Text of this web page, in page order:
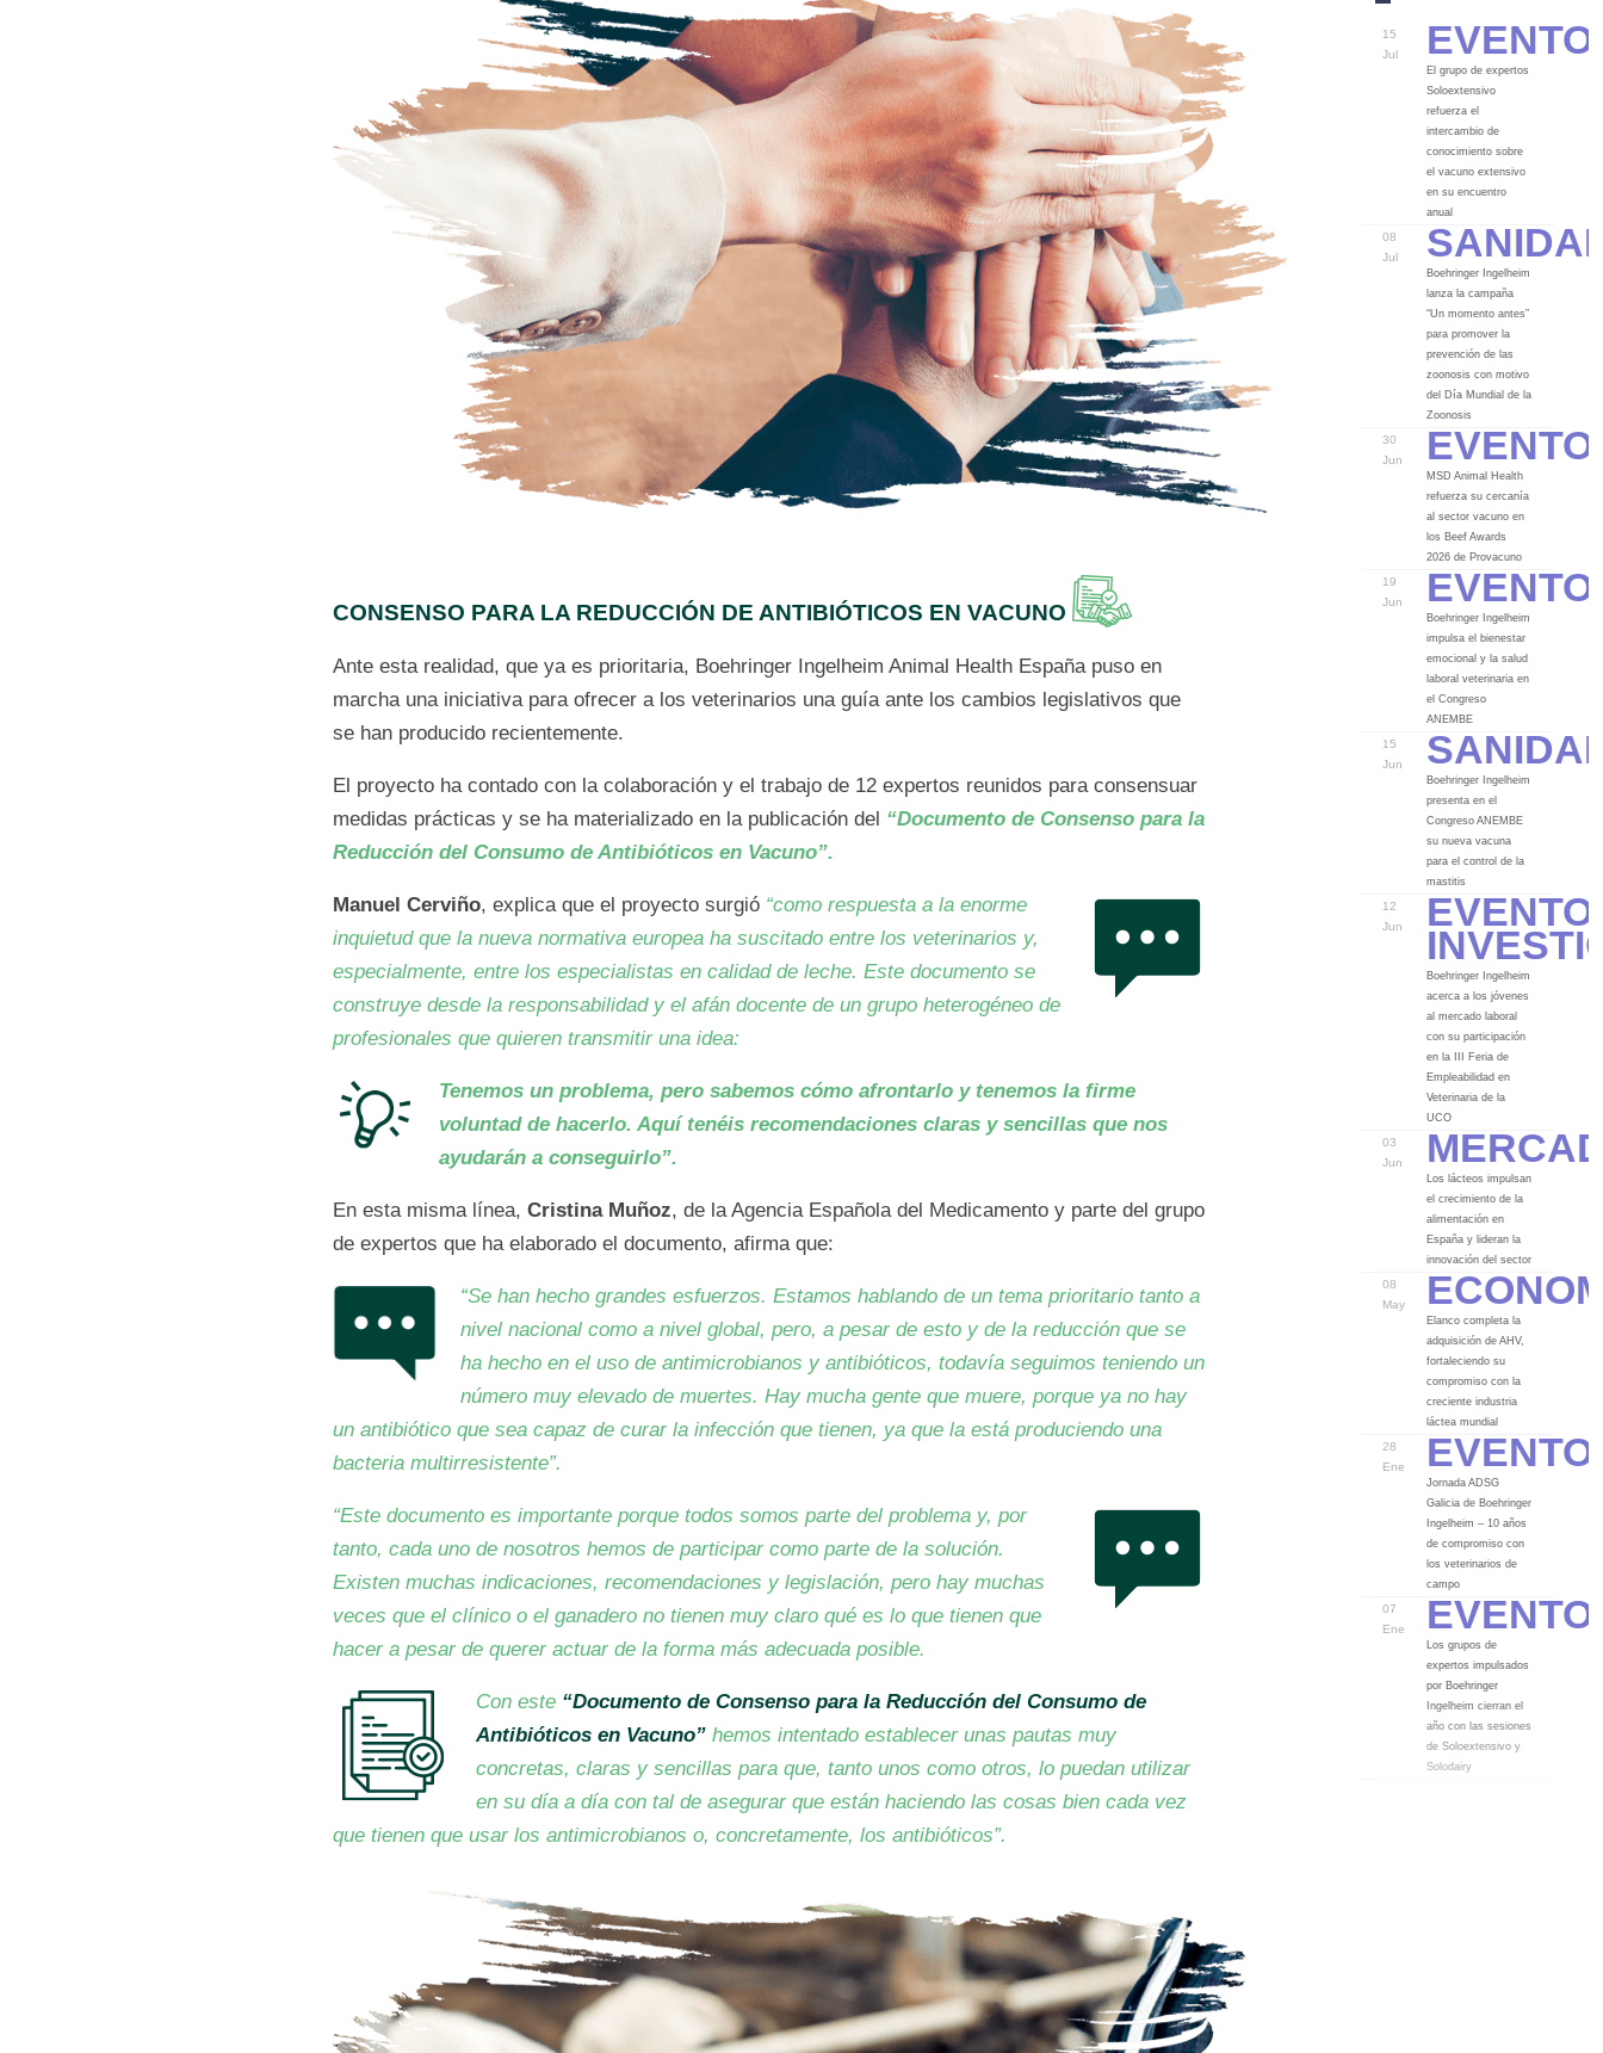
CONSENSO PARA LA REDUCCIÓN DE ANTIBIÓTICOS EN VACUNO
Ante esta realidad, que ya es prioritaria, Boehringer Ingelheim Animal Health España puso en
marcha una iniciativa para ofrecer a los veterinarios una guía ante los cambios legislativos que
se han producido recientemente.
El proyecto ha contado con la colaboración y el trabajo de 12 expertos reunidos para consensuar
medidas prácticas y se ha materializado en la publicación del “Documento de Consenso para la
Reducción del Consumo de Antibióticos en Vacuno”.
Manuel Cerviño, explica que el proyecto surgió “como respuesta a la enorme
inquietud que la nueva normativa europea ha suscitado entre los veterinarios y,
especialmente, entre los especialistas en calidad de leche. Este documento se
construye desde la responsabilidad y el afán docente de un grupo heterogéneo de
profesionales que quieren transmitir una idea:
Tenemos un problema, pero sabemos cómo afrontarlo y tenemos la firme
voluntad de hacerlo. Aquí tenéis recomendaciones claras y sencillas que nos
ayudarán a conseguirlo”.
En esta misma línea, Cristina Muñoz, de la Agencia Española del Medicamento y parte del grupo
de expertos que ha elaborado el documento, afirma que:
“Se han hecho grandes esfuerzos. Estamos hablando de un tema prioritario tanto a
nivel nacional como a nivel global, pero, a pesar de esto y de la reducción que se
ha hecho en el uso de antimicrobianos y antibióticos, todavía seguimos teniendo un
número muy elevado de muertes. Hay mucha gente que muere, porque ya no hay
un antibiótico que sea capaz de curar la infección que tienen, ya que la está produciendo una
bacteria multirresistente”.
“Este documento es importante porque todos somos parte del problema y, por
tanto, cada uno de nosotros hemos de participar como parte de la solución.
Existen muchas indicaciones, recomendaciones y legislación, pero hay muchas
veces que el clínico o el ganadero no tienen muy claro qué es lo que tienen que
hacer a pesar de querer actuar de la forma más adecuada posible.
Con este “Documento de Consenso para la Reducción del Consumo de
Antibióticos en Vacuno”hemos intentado establecer unas pautas muy
concretas, claras y sencillas para que, tanto unos como otros, lo puedan utilizar
en su día a día con tal de asegurar que están haciendo las cosas bien cada vez
que tienen que usar los antimicrobianos o, concretamente, los antibióticos”.
15
Jul
El grupo de expertos
Soloextensivo
refuerza el
intercambio de
conocimiento sobre
el vacuno extensivo
en su encuentro
anual
08
Jul
Boehringer Ingelheim
lanza la campaña
“Un momento antes”
para promover la
prevención de las
zoonosis con motivo
del Día Mundial de la
Zoonosis
30
Jun
MSD Animal Health
refuerza su cercanía
al sector vacuno en
los Beef Awards
2026 de Provacuno
19
Jun
Boehringer Ingelheim
impulsa el bienestar
emocional y la salud
laboral veterinaria en
el Congreso
ANEMBE
15
Jun
Boehringer Ingelheim
presenta en el
Congreso ANEMBE
su nueva vacuna
para el control de la
mastitis
12
Jun
Boehringer Ingelheim
acerca a los jóvenes
al mercado laboral
con su participación
en la III Feria de
Empleabilidad en
Veterinaria de la
UCO
03
Jun
Los lácteos impulsan
el crecimiento de la
alimentación en
España y lideran la
innovación del sector
08
May
Elanco completa la
adquisición de AHV,
fortaleciendo su
compromiso con la
creciente industria
láctea mundial
28
Ene
Jornada ADSG
Galicia de Boehringer
Ingelheim – 10 años
de compromiso con
los veterinarios de
campo
07
Ene
Los grupos de
expertos impulsados
por Boehringer
Ingelheim cierran el
año con las sesiones
de Soloextensivo y
Solodairy